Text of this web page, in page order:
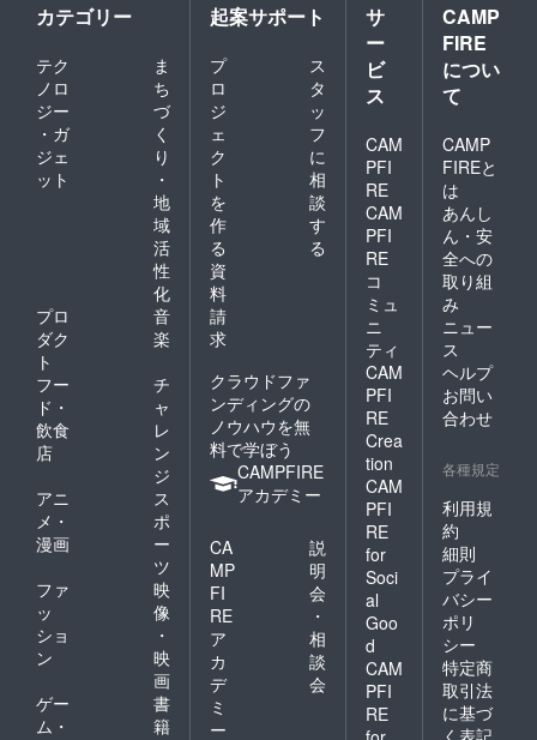
カテゴリー
テク
ノロ
ジー
・ガ
ジェ
ット
ま
ち
づ
く
り
・
地
域
活
性
化
プロ
ダク
ト
音
楽
フー
ド・
飲食
店
チ
ャ
レ
ン
ジ
アニ
メ・
漫画
ス
ポ
ー
ツ
ファ
ッ
ショ
ン
映
像
・
映
画
ゲー
ム・
書
籍
起案サポート
プ
ロ
ジ
ェ
ク
ト
を
作
る
ス
タ
ッ
フ
に
相
談
す
る
資
料
請
求
クラウドファ
ンディングの
ノウハウを無
料で学ぼう
CAMPFIRE
アカデミー
CA
MP
FI
RE
ア
カ
デ
ミ
ー
説
明
会
・
相
談
会
サ
ー
ビ
ス
CAM
PFI
RE
CAM
PFI
RE
コ
ミュ
ニ
ティ
CAM
PFI
RE
Crea
tion
CAM
PFI
RE
for
Soci
al
Goo
d
CAM
PFI
RE
CAMP
FIRE
につい
て
CAMP
FIREと
は
あんし
ん・安
全への
取り組
み
ニュー
ス
ヘルプ
お問い
合わせ
各種規定
利用規
約
細則
プライ
バシー
ポリ
シー
特定商
取引法
に基づ
く表記